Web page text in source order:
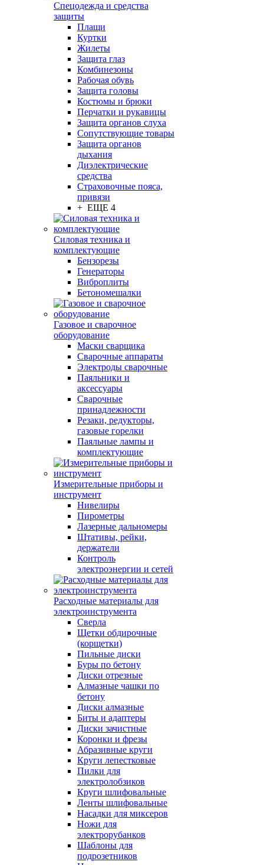
Спецодежда и средства
защиты
Плащи
Куртки
Жилеты
Защита глаз
Комбинезоны
Рабочая обувь
Защита головы
Костюмы и брюки
Перчатки и рукавицы
Защита органов слуха
Сопутствующие товары
Защита органов
дыхания
Диэлектрические
средства
Страховочные пояса,
привязи
+ ЕЩЕ 4
Силовая техника и
комплектующие
Бензорезы
Генераторы
Виброплиты
Бетономешалки
Газовое и сварочное
оборудование
Маски сварщика
Сварочные аппараты
Электроды сварочные
Паяльники и
аксессуары
Сварочные
принадлежности
Резаки, редукторы,
газовые горелки
Паяльные лампы и
комплектующие
Измерительные приборы и
инструмент
Нивелиры
Пирометры
Лазерные дальномеры
Штативы, рейки,
держатели
Контроль
электроэнергии и сетей
Расходные материалы для
электроинструмента
Сверла
Щетки обдирочные
(корщетки)
Пильные диски
Буры по бетону
Диски отрезные
Алмазные чашки по
бетону
Диски алмазные
Биты и адаптеры
Диски зачистные
Коронки и фрезы
Абразивные круги
Круги лепестковые
Пилки для
электролобзиков
Круги шлифовальные
Ленты шлифовальные
Насадки для миксеров
Ножи для
электрорубанков
Шаблоны для
подрозетников